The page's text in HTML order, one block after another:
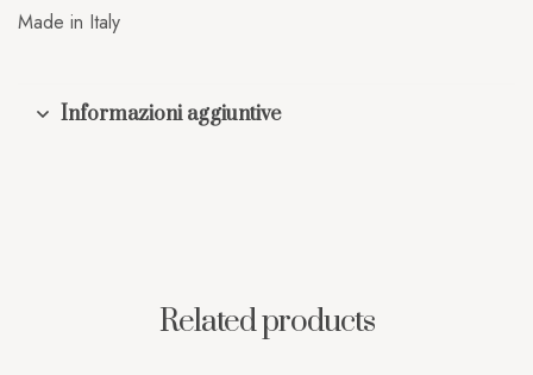
Made in Italy
Informazioni aggiuntive
Related products